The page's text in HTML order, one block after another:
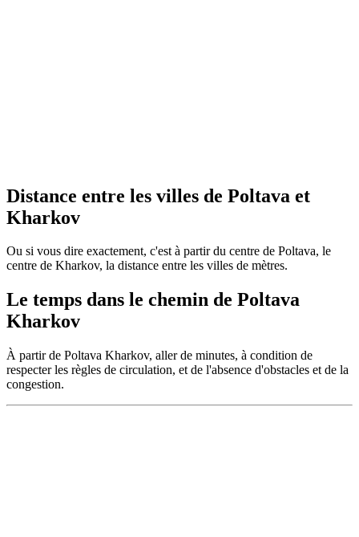
Distance entre les villes de Poltava et
Kharkov
Ou si vous dire exactement, c'est à partir du centre de Poltava, le
centre de Kharkov, la distance entre les villes de mètres.
Le temps dans le chemin de Poltava
Kharkov
À partir de Poltava Kharkov, aller de minutes, à condition de
respecter les règles de circulation, et de l'absence d'obstacles et de la
congestion.